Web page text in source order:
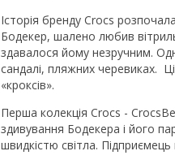
Історія бренду Crocs
Бодекер, шалено любив
здавалося йому незручним.
сандалі, пляжних черевиках.
«кроксів».
Перша колекція Crocs -
здивування Бодекера і його
швидкістю світла.